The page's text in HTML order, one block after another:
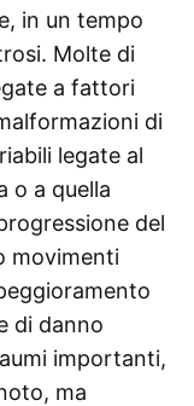
in un tempo
Molte di
a fattori
di
legate al
o a quella
del
movimenti
di danno
importanti,
ma